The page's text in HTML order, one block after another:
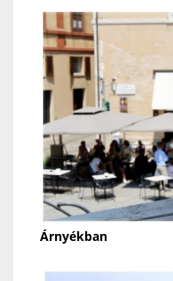
Árnyékban